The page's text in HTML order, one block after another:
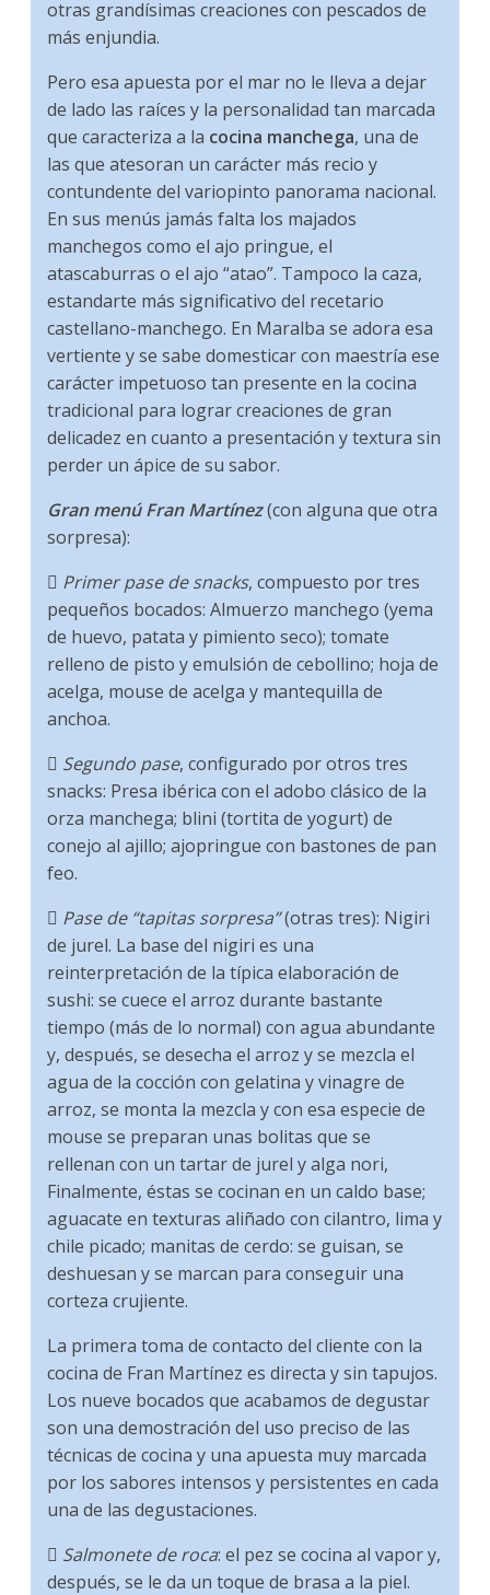
otras grandísimas creaciones con pescados de
más enjundia.
Pero esa apuesta por el mar no le lleva a dejar
de lado las raíces y la personalidad tan marcada
que caracteriza a la cocina manchega, una de
las que atesoran un carácter más recio y
contundente del variopinto panorama nacional.
En sus menús jamás falta los majados
manchegos como el ajo pringue, el
atascaburras o el ajo “atao”. Tampoco la caza,
estandarte más significativo del recetario
castellano-manchego. En Maralba se adora esa
vertiente y se sabe domesticar con maestría ese
carácter impetuoso tan presente en la cocina
tradicional para lograr creaciones de gran
delicadez en cuanto a presentación y textura sin
perder un ápice de su sabor.
Gran menú Fran Martínez(con alguna que otra
sorpresa):
 Primer pase de snacks, compuesto por tres
pequeños bocados: Almuerzo manchego (yema
de huevo, patata y pimiento seco); tomate
relleno de pisto y emulsión de cebollino; hoja de
acelga, mouse de acelga y mantequilla de
anchoa.
 Segundo pase, configurado por otros tres
snacks: Presa ibérica con el adobo clásico de la
orza manchega; blini (tortita de yogurt) de
conejo al ajillo; ajopringue con bastones de pan
feo.
 Pase de “tapitas sorpresa”(otras tres): Nigiri
de jurel. La base del nigiri es una
reinterpretación de la típica elaboración de
sushi: se cuece el arroz durante bastante
tiempo (más de lo normal) con agua abundante
y, después, se desecha el arroz y se mezcla el
agua de la cocción con gelatina y vinagre de
arroz, se monta la mezcla y con esa especie de
mouse se preparan unas bolitas que se
rellenan con un tartar de jurel y alga nori,
Finalmente, éstas se cocinan en un caldo base;
aguacate en texturas aliñado con cilantro, lima y
chile picado; manitas de cerdo: se guisan, se
deshuesan y se marcan para conseguir una
corteza crujiente.
La primera toma de contacto del cliente con la
cocina de Fran Martínez es directa y sin tapujos.
Los nueve bocados que acabamos de degustar
son una demostración del uso preciso de las
técnicas de cocina y una apuesta muy marcada
por los sabores intensos y persistentes en cada
una de las degustaciones.
 Salmonete de roca: el pez se cocina al vapor y,
después, se le da un toque de brasa a la piel.